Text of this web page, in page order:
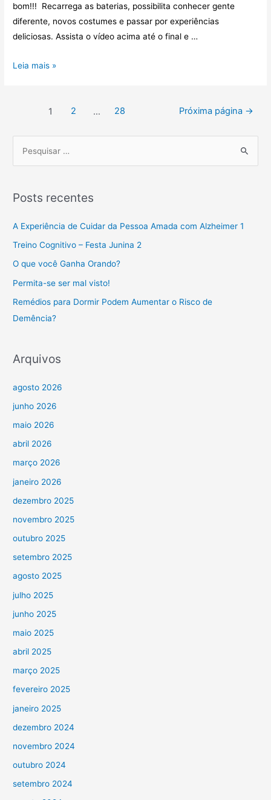
bom!!! Recarrega as baterias, possibilita conhecer gente
diferente, novos costumes e passar por experiências
deliciosas. Assista o vídeo acima até o final e …
Leia mais »
1 2 … 28 Próxima página →
Posts recentes
A Experiência de Cuidar da Pessoa Amada com Alzheimer 1
Treino Cognitivo – Festa Junina 2
O que você Ganha Orando?
Permita-se ser mal visto!
Remédios para Dormir Podem Aumentar o Risco de
Demência?
Arquivos
agosto 2026
junho 2026
maio 2026
abril 2026
março 2026
janeiro 2026
dezembro 2025
novembro 2025
outubro 2025
setembro 2025
agosto 2025
julho 2025
junho 2025
maio 2025
abril 2025
março 2025
fevereiro 2025
janeiro 2025
dezembro 2024
novembro 2024
outubro 2024
setembro 2024